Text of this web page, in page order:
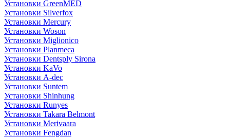
Установки GreenMED
Установки Silverfox
Установки Mercury
Установки Woson
Установки Miglionico
Установки Planmeca
Установки Dentsply Sirona
Установки KaVo
Установки A-dec
Установки Suntem
Установки Shinhung
Установки Runyes
Установки Takara Belmont
Установки Merivaara
Установки Fengdan